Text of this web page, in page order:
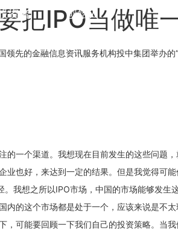
资者 创始人
把IPO当做唯
先的金融信息资讯服务机构投中集团举办
的一个渠道。我想现在目前发生的这些问题
业也好，来达到一定的结果。但是我觉得可
我想之所以IPO市场，中国的市场能够发
的这个市场都是处于一个，应该来说是不
可能要回顾一下我们自己的投资策略。当